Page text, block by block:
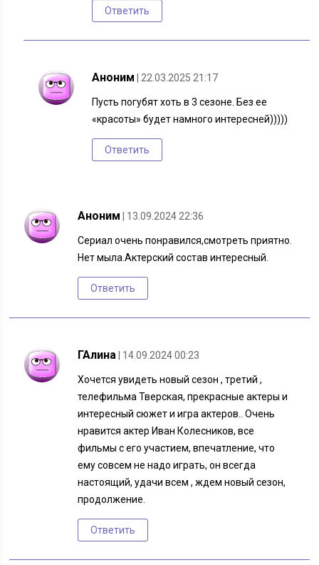
Ответить
Аноним | 22.03.2025 21:17
Пусть погубят хоть в 3 сезоне. Без ее
«красоты» будет намного интересней)))))
Ответить
Аноним | 13.09.2024 22:36
Сериал очень понравился,смотреть приятно.
Нет мыла.Актерский состав интересный.
Ответить
ГАлина | 14.09.2024 00:23
Хочется увидеть новый сезон , третий ,
телефильма Тверская, прекрасные актеры и
интересный сюжет и игра актеров.. Очень
нравится актер Иван Колесников, все
фильмы с его участием, впечатление, что
ему совсем не надо играть, он всегда
настоящий, удачи всем , ждем новый сезон,
продолжение.
Ответить